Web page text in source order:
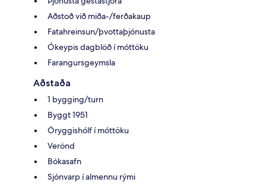
Aðstoð við miða-/ferðakaup
Fatahreinsun/þvottaþjónusta
Ókeypis dagblöð í móttöku
Farangursgeymsla
Aðstaða
1 bygging/turn
Byggt 1951
Öryggishólf í móttöku
Verönd
Bókasafn
Sjónvarp í almennu rými